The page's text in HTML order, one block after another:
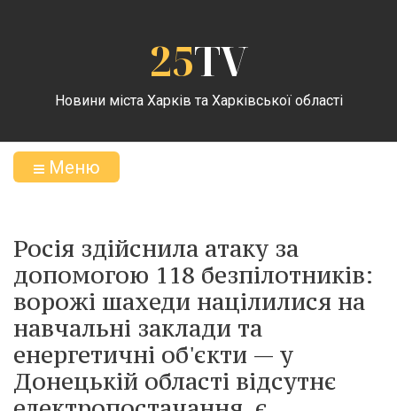
25TV
Новини міста Харків та Харківської області
Меню
Росія здійснила атаку за
допомогою 118 безпілотників:
ворожі шахеди націлилися на
навчальні заклади та
енергетичні об'єкти — у
Донецькій області відсутнє